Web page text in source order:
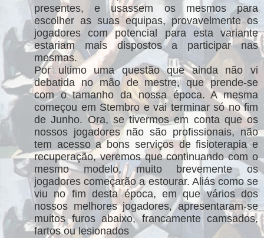
presentes, e usassem os mesmos para
escolher as suas equipas, provavelmente os
jogadores com potencial para esta variante
estariam mais dispostos a participar nas
mesmas.
Por ultimo uma questão que ainda não vi
debatida no mão de mestre, que prende-se
com o tamanho da nossa época. A mesma
começou em Stembro e vai terminar só no fim
de Junho. Ora, se tivermos em conta que os
nossos jogadores não são profissionais, não
tem acesso a bons serviços de fisioterapia e
recuperação, veremos que continuando com o
mesmo modelo, muito brevemente os
jogadores começarão a estourar. Aliás como se
viu no fim desta época, em que vários dos
nossos melhores jogadores, apresentaram-se
muitos furos abaixo, francamente camsados,
fartos ou lesionados